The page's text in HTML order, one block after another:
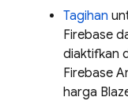
Tagihan
Firebase
diaktifkan
Firebase
harga